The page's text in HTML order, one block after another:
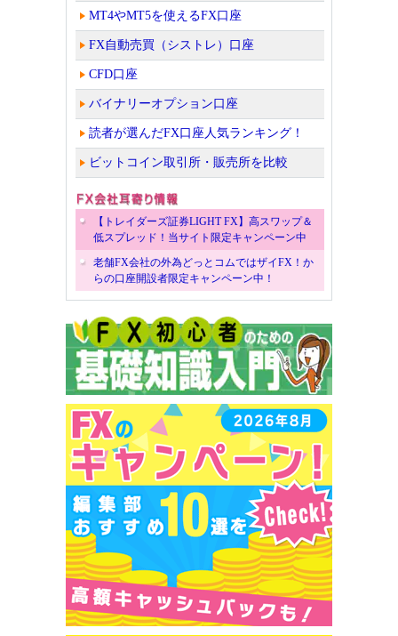
MT4やMT5を使えるFX口座
FX自動売買（シストレ）口座
CFD口座
バイナリーオプション口座
読者が選んだFX口座人気ランキング！
ビットコイン取引所・販売所を比較
【トレイダーズ証券LIGHT FX】高スワップ＆
低スプレッド！当サイト限定キャンペーン中
老舗FX会社の外為どっとコムではザイFX！か
らの口座開設者限定キャンペーン中！